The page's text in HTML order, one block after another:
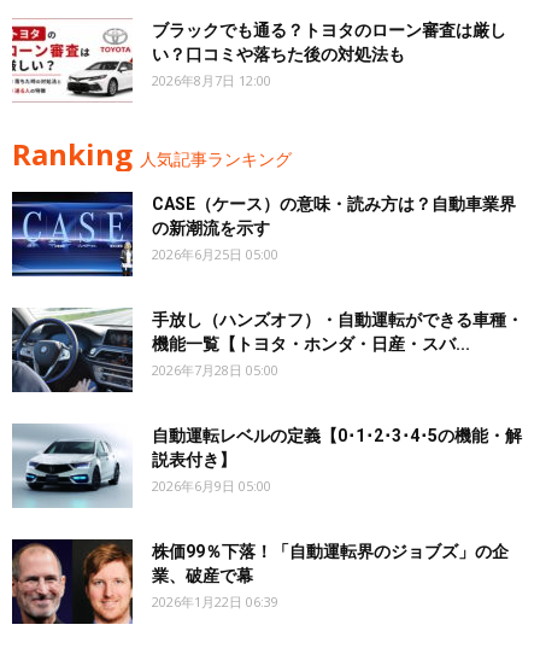
ブラックでも通る？トヨタのローン審査は厳し
い？口コミや落ちた後の対処法も
2026年8月7日 12:00
Ranking 人気記事ランキング
CASE（ケース）の意味・読み方は？自動車業界
の新潮流を示す
2026年6月25日 05:00
手放し（ハンズオフ）・自動運転ができる車種・
機能一覧【トヨタ・ホンダ・日産・スバ...
2026年7月28日 05:00
自動運転レベルの定義【0･1･2･3･4･5の機能・解
説表付き】
2026年6月9日 05:00
株価99％下落！「自動運転界のジョブズ」の企
業、破産で幕
2026年1月22日 06:39